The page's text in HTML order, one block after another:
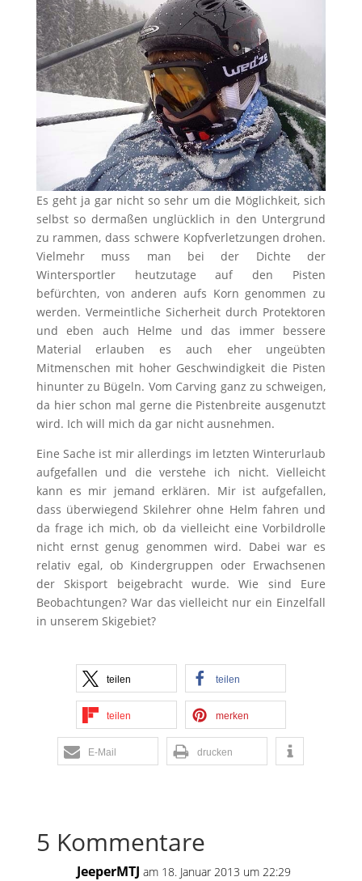
Es geht ja gar nicht so sehr um die Möglichkeit, sich
selbst so dermaßen unglücklich in den Untergrund
zu rammen, dass schwere Kopfverletzungen drohen.
Vielmehr muss man bei der Dichte der
Wintersportler heutzutage auf den Pisten
befürchten, von anderen aufs Korn genommen zu
werden. Vermeintliche Sicherheit durch Protektoren
und eben auch Helme und das immer bessere
Material erlauben es auch eher ungeübten
Mitmenschen mit hoher Geschwindigkeit die Pisten
hinunter zu Bügeln. Vom Carving ganz zu schweigen,
da hier schon mal gerne die Pistenbreite ausgenutzt
wird. Ich will mich da gar nicht ausnehmen.
Eine Sache ist mir allerdings im letzten Winterurlaub
aufgefallen und die verstehe ich nicht. Vielleicht
kann es mir jemand erklären. Mir ist aufgefallen,
dass überwiegend Skilehrer ohne Helm fahren und
da frage ich mich, ob da vielleicht eine Vorbildrolle
nicht ernst genug genommen wird. Dabei war es
relativ egal, ob Kindergruppen oder Erwachsenen
der Skisport beigebracht wurde. Wie sind Eure
Beobachtungen? War das vielleicht nur ein Einzelfall
in unserem Skigebiet?
teilen teilen
teilen merken
E-Mail drucken
5 Kommentare
JeeperMTJ am 18. Januar 2013 um 22:29